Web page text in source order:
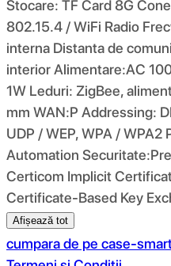
Stocare: TF Card 8G
802.15.4 / WiFi Radio
interna Distanta de
interior Alimentare:AC
1W Leduri: ZigBee,
mm WAN:P Addressing:
UDP / WEP, WPA / WPA2
Automation
Certicom Implicit
Certificate-Based Key
Afișează tot
cumpara de pe case-